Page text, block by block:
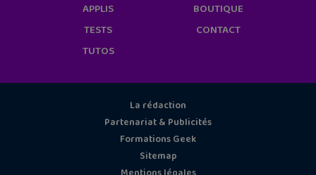
APPLIS
TESTS
TUTOS
BOUTIQUE
CONTACT
La rédaction
Partenariat & Publicités
Formations Geek
Sitemap